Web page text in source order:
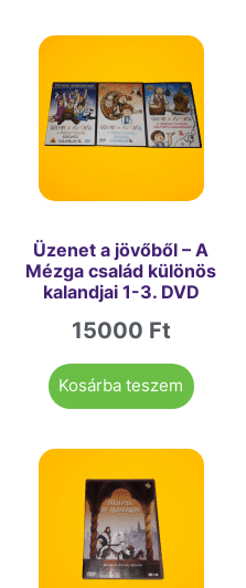
Üzenet a jövőből – A
Mézga család különös
kalandjai 1-3. DVD
15000 Ft
Kosárba teszem